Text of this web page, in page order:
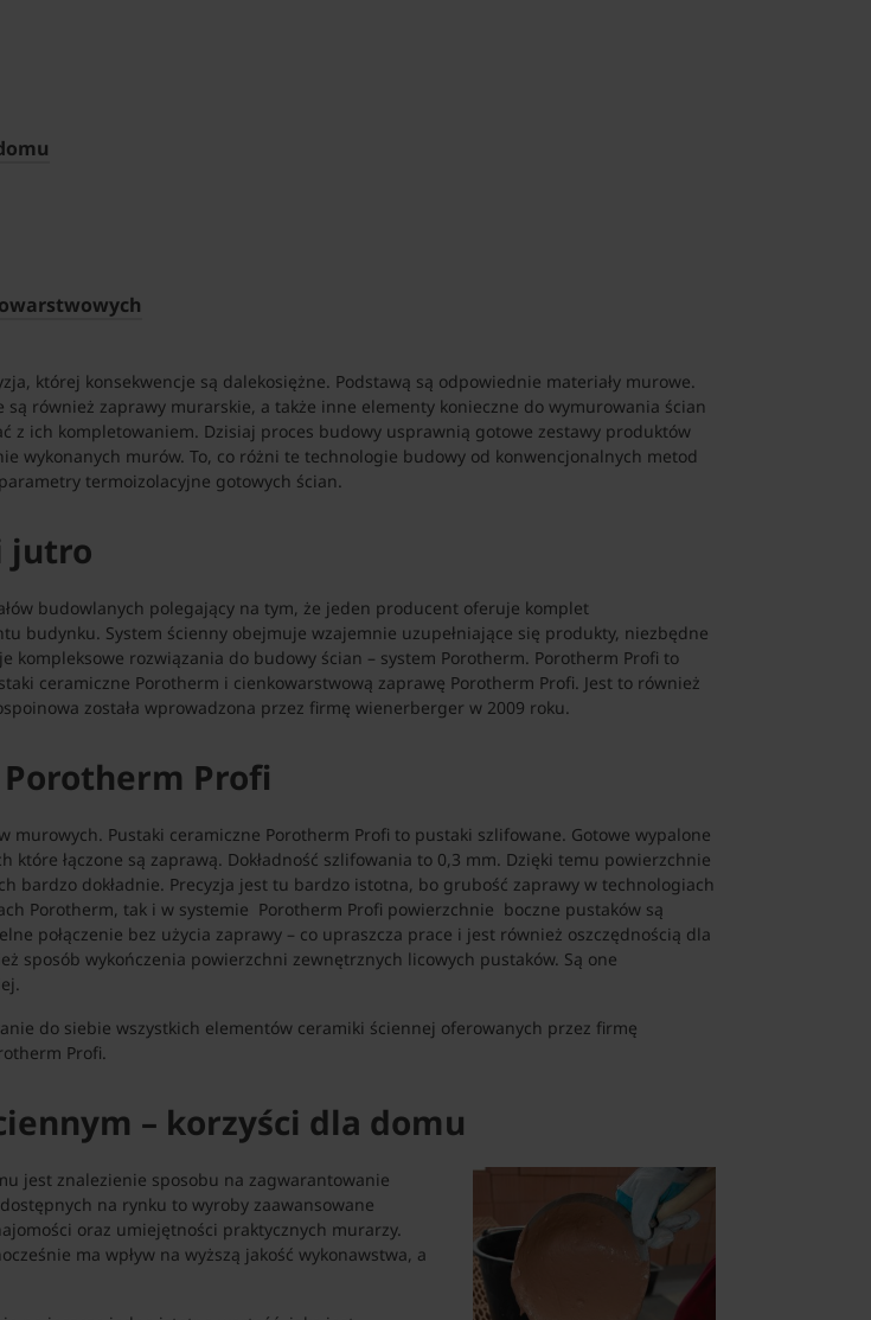
której konsekwencje są dalekosiężne. Podstawą są odpowiednie materiały murowe.
również zaprawy murarskie, a także inne elementy konieczne do wymurowania ścian
z ich kompletowaniem. Dzisiaj proces budowy usprawnią gotowe zestawy produktów
wykonanych murów. To, co różni te technologie budowy od konwencjonalnych metod
termoizolacyjne gotowych ścian.
jutro
budowlanych polegający na tym, że jeden producent oferuje komplet
budynku. System ścienny obejmuje wzajemnie uzupełniające się produkty, niezbędne
rozwiązania do budowy ścian – system Porotherm. Porotherm Profi to
ceramiczne Porotherm i cienkowarstwową zaprawę Porotherm Profi. Jest to również
została wprowadzona przez firmę wienerberger w 2009 roku.
Profi
murowych. Pustaki ceramiczne Porotherm Profi to pustaki szlifowane. Gotowe wypalone
łączone są zaprawą. Dokładność szlifowania to 0,3 mm. Dzięki temu powierzchnie
bardzo dokładnie. Precyzja jest tu bardzo istotna, bo grubość zaprawy w technologiach
Porotherm, tak i w systemie Porotherm Profi powierzchnie boczne pustaków są
połączenie bez użycia zaprawy – co upraszcza prace i jest również oszczędnością dla
sposób wykończenia powierzchni zewnętrznych licowych pustaków. Są one
do siebie wszystkich elementów ceramiki ściennej oferowanych przez firmę
Profi.
– korzyści dla domu
jest znalezienie sposobu na zagwarantowanie
na rynku to wyroby zaawansowane
oraz umiejętności praktycznych murarzy.
ma wpływ na wyższą jakość wykonawstwa, a